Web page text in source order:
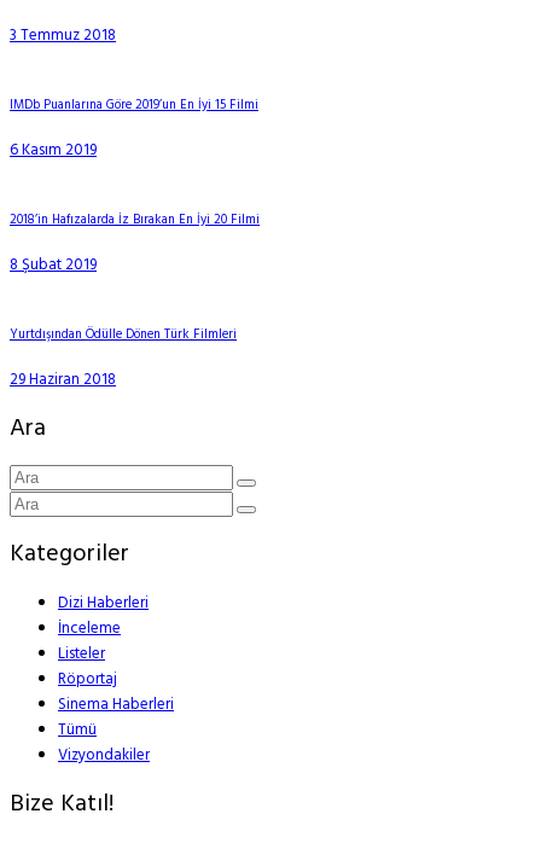
3 Temmuz 2018
IMDb Puanlarına Göre 2019’un En İyi 15 Filmi
6 Kasım 2019
2018’in Hafızalarda İz Bırakan En İyi 20 Filmi
8 Şubat 2019
Yurtdışından Ödülle Dönen Türk Filmleri
29 Haziran 2018
Ara
Kategoriler
Dizi Haberleri
İnceleme
Listeler
Röportaj
Sinema Haberleri
Tümü
Vizyondakiler
Bize Katıl!